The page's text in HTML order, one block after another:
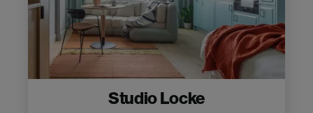
Studio Locke